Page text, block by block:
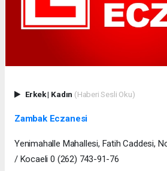
Erkek| Kadın (Haberi Sesli Oku)
Zambak Eczanesi
Yenimahalle Mahallesi, Fatih Caddesi,
/ Kocaeli 0 (262) 743-91-76